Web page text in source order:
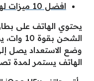
افضل 10 ميزات لهاتف سامسونج S22 Ultra
الهاتف يستمر لمدة تصل إلى 10 ساعات